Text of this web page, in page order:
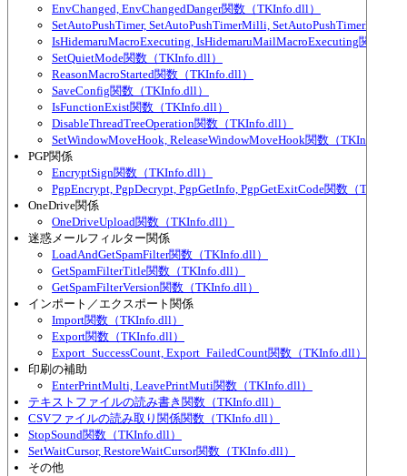
EnvChanged, EnvChangedDanger関数（TKInfo.dll）
SetAutoPushTimer, SetAutoPushTimerMilli, SetAutoPushTimerEver,
IsHidemaruMacroExecuting, IsHidemaruMailMacroExecuting関数（
SetQuietMode関数（TKInfo.dll）
ReasonMacroStarted関数（TKInfo.dll）
SaveConfig関数（TKInfo.dll）
IsFunctionExist関数（TKInfo.dll）
DisableThreadTreeOperation関数（TKInfo.dll）
SetWindowMoveHook, ReleaseWindowMoveHook関数（TKInfo.dll）
PGP関係
EncryptSign関数（TKInfo.dll）
PgpEncrypt, PgpDecrypt, PgpGetInfo, PgpGetExitCode関数（
OneDrive関係
OneDriveUpload関数（TKInfo.dll）
迷惑メールフィルター関係
LoadAndGetSpamFilter関数（TKInfo.dll）
GetSpamFilterTitle関数（TKInfo.dll）
GetSpamFilterVersion関数（TKInfo.dll）
インポート／エクスポート関係
Import関数（TKInfo.dll）
Export関数（TKInfo.dll）
Export_SuccessCount, Export_FailedCount関数（TKInfo.dll）
印刷の補助
EnterPrintMulti, LeavePrintMuti関数（TKInfo.dll）
テキストファイルの読み書き関数（TKInfo.dll）
CSVファイルの読み取り関係関数（TKInfo.dll）
StopSound関数（TKInfo.dll）
SetWaitCursor, RestoreWaitCursor関数（TKInfo.dll）
その他